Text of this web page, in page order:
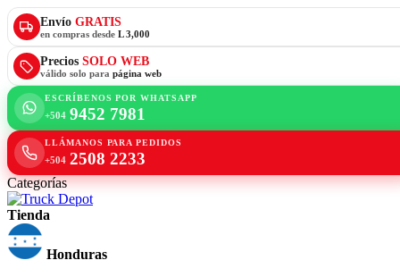
Envío GRATIS
en compras desde L 3,000
Precios SOLO WEB
válido solo para página web
ESCRÍBENOS POR WHATSAPP
+504 9452 7981
LLÁMANOS PARA PEDIDOS
+504 2508 2233
Categorías
Tienda
Honduras